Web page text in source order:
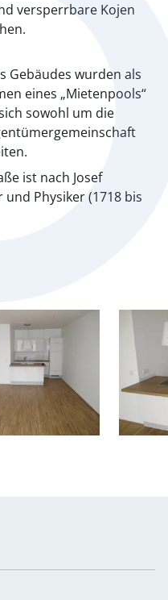
versperrbare Kojen
Gebäudes wurden als
eines „Mietenpools“
sowohl um die
ist nach Josef
Physiker (1718 bis